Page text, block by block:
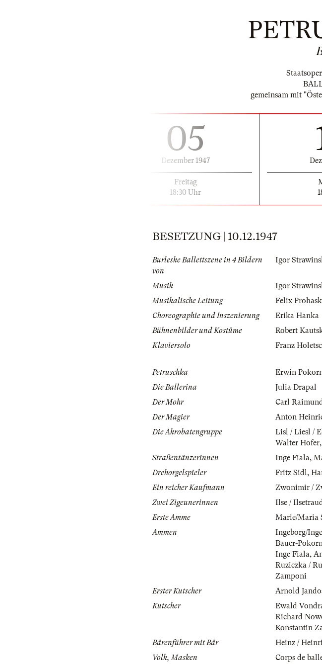
gemeinsam mit
05
Dezember 1947
Freitag
18:30 Uhr
BESETZUNG | 10.12.1947
Burleske Ballettszene in 4 Bildern
von
Igor
Musik
Igor
Musikalische Leitung
Felix
Choreographie und Inszenierung
Erika Hanka
Bühnenbilder und Kostüme
Robert
Klaviersolo
Franz
Petruschka
Erwin
Die Ballerina
Julia Drapal
Der Mohr
Carl
Der Magier
Anton
Die Akrobatengruppe
Lisl / Liesl /
Walter Hofer,
Straßentänzerinnen
Inge Fiala,
Drehorgelspieler
Fritz Sidl,
Ein reicher Kaufmann
Zwonimir /
Zwei Zigeunerinnen
Ilse /
Erste Amme
Marie/Maria
Ammen
Ingeborg/
Bauer-
Inge Fiala,
Ruziczka /
Zamponi
Erster Kutscher
Arnold
Kutscher
Ewald
Richard
Konstantin
Bärenführer mit Bär
Heinz /
Volk, Masken
Corps de